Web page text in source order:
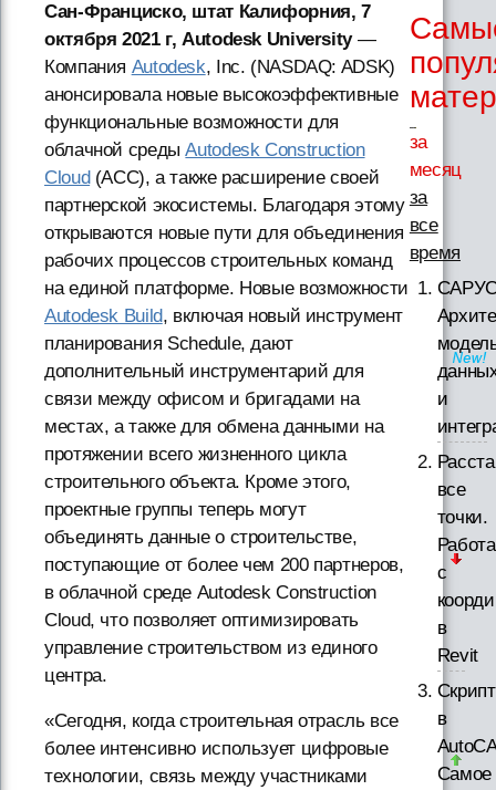
Сан-Франциско, штат Калифорния, 7
октября 2021 г, Autodesk University—
Компания Autodesk, Inc. (NASDAQ: ADSK)
анонсировала новые высокоэффективные
функциональные возможности для
облачной средыAutodesk Construction
Cloud (ACC), а также расширение своей
партнерской экосистемы. Благодаря этому
открываются новые пути для объединения
рабочих процессов строительных команд
на единой платформе. Новые возможности
Autodesk Build, включая новый инструмент
планирования Schedule, дают
дополнительный инструментарий для
связи между офисом и бригадами на
местах, а также для обмена данными на
протяжении всего жизненного цикла
строительного объекта. Кроме этого,
проектные группы теперь могут
объединять данные о строительстве,
поступающие от более чем 200 партнеров,
в облачной среде Autodesk Construction
Cloud, что позволяет оптимизировать
управление строительством из единого
центра.
«Сегодня, когда строительная отрасль все
более интенсивно использует цифровые
технологии, связь между участниками
за
месяц
за
все
время
и
все
точки.
Работа
с
в
Revit
в
Самое